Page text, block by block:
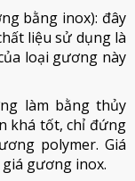
bằng inox): đây
liệu sử dụng là
loại gương này
làm bằng thủy
khá tốt, chỉ đứng
polymer. Giá
gương inox.